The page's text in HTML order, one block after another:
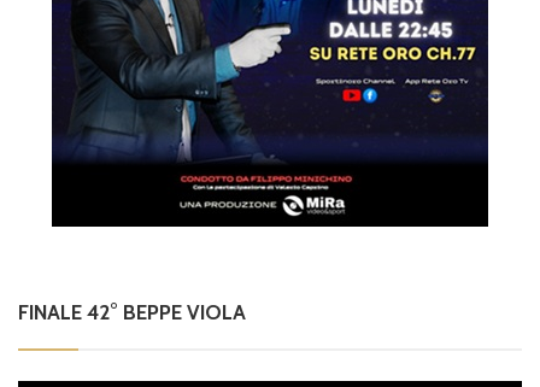
FINALE 42° BEPPE VIOLA